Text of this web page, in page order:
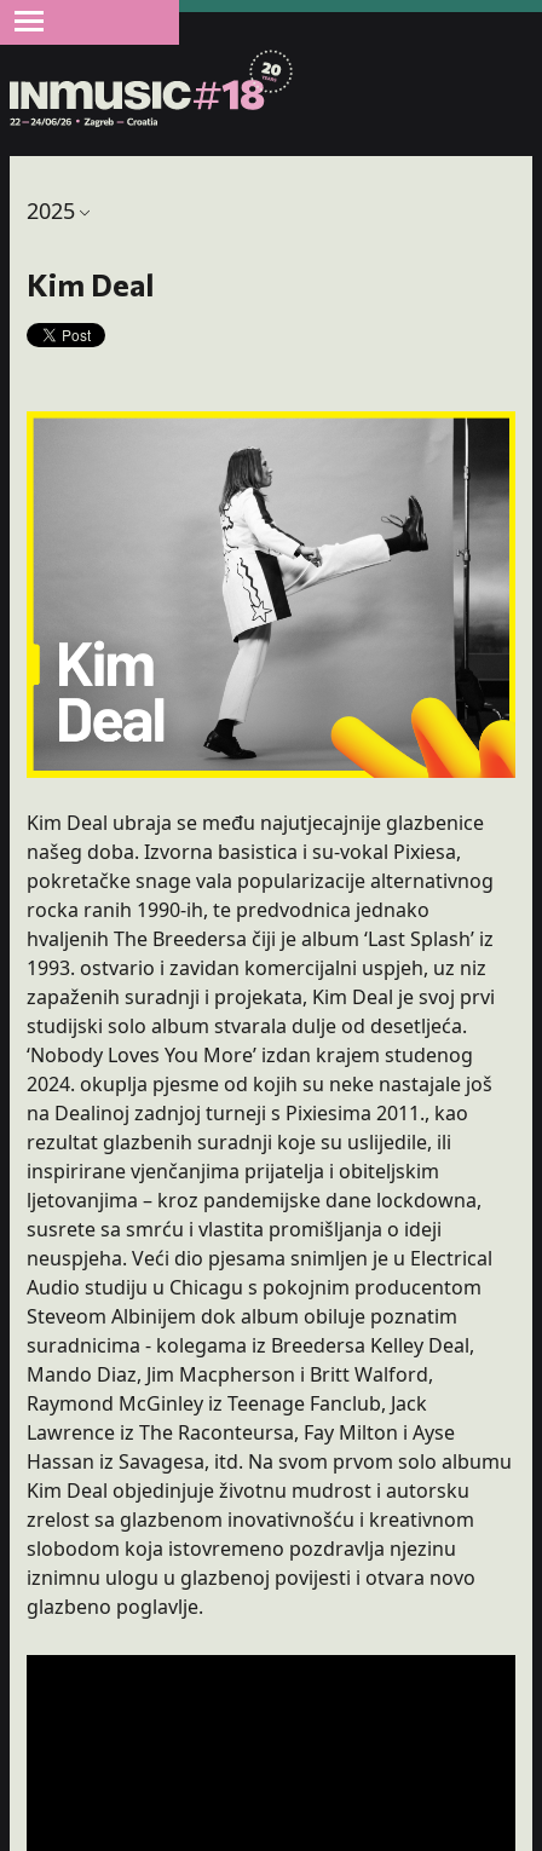
2025
Kim Deal
Kim Deal ubraja se među najutjecajnije glazbenice
našeg doba. Izvorna basistica i su-vokal Pixiesa,
pokretačke snage vala popularizacije alternativnog
rocka ranih 1990-ih, te predvodnica jednako
hvaljenih The Breedersa čiji je album ‘Last Splash’ iz
1993. ostvario i zavidan komercijalni uspjeh, uz niz
zapaženih suradnji i projekata, Kim Deal je svoj prvi
studijski solo album stvarala dulje od desetljeća.
‘Nobody Loves You More’ izdan krajem studenog
2024. okuplja pjesme od kojih su neke nastajale još
na Dealinoj zadnjoj turneji s Pixiesima 2011., kao
rezultat glazbenih suradnji koje su uslijedile, ili
inspirirane vjenčanjima prijatelja i obiteljskim
ljetovanjima – kroz pandemijske dane lockdowna,
susrete sa smrću i vlastita promišljanja o ideji
neuspjeha. Veći dio pjesama snimljen je u Electrical
Audio studiju u Chicagu s pokojnim producentom
Steveom Albinijem dok album obiluje poznatim
suradnicima - kolegama iz Breedersa Kelley Deal,
Mando Diaz, Jim Macpherson i Britt Walford,
Raymond McGinley iz Teenage Fanclub, Jack
Lawrence iz The Raconteursa, Fay Milton i Ayse
Hassan iz Savagesa, itd. Na svom prvom solo albumu
Kim Deal objedinjuje životnu mudrost i autorsku
zrelost sa glazbenom inovativnošću i kreativnom
slobodom koja istovremeno pozdravlja njezinu
iznimnu ulogu u glazbenoj povijesti i otvara novo
glazbeno poglavlje.